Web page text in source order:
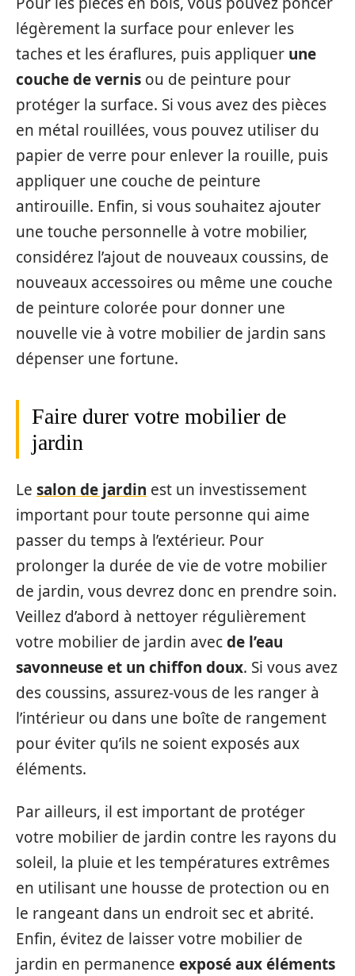
légèrement la surface pour enlever les
taches et les éraflures, puis appliquer une
couche de vernis ou de peinture pour
protéger la surface. Si vous avez des pièces
en métal rouillées, vous pouvez utiliser du
papier de verre pour enlever la rouille, puis
appliquer une couche de peinture
antirouille. Enfin, si vous souhaitez ajouter
une touche personnelle à votre mobilier,
considérez l’ajout de nouveaux coussins, de
nouveaux accessoires ou même une couche
de peinture colorée pour donner une
nouvelle vie à votre mobilier de jardin sans
dépenser une fortune.
Faire durer votre mobilier de
jardin
Le salon de jardin est un investissement
important pour toute personne qui aime
passer du temps à l’extérieur. Pour
prolonger la durée de vie de votre mobilier
de jardin, vous devrez donc en prendre soin.
Veillez d’abord à nettoyer régulièrement
votre mobilier de jardin avecde l’eau
savonneuse et un chiffon doux. Si vous avez
des coussins, assurez-vous de les ranger à
l’intérieur ou dans une boîte de rangement
pour éviter qu’ils ne soient exposés aux
éléments.
Par ailleurs, il est important de protéger
votre mobilier de jardin contre les rayons du
soleil, la pluie et les températures extrêmes
en utilisant une housse de protection ou en
le rangeant dans un endroit sec et abrité.
Enfin, évitez de laisser votre mobilier de
jardin en permanence exposé aux éléments